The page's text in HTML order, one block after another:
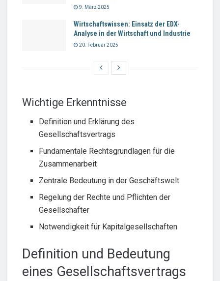
9. März 2025
Wirtschaftswissen: Einsatz der EDX-
Analyse in der Wirtschaft und Industrie
20. Februar 2025
Wichtige Erkenntnisse
Definition und Erklärung des
Gesellschaftsvertrags
Fundamentale Rechtsgrundlagen für die
Zusammenarbeit
Zentrale Bedeutung in der Geschäftswelt
Regelung der Rechte und Pflichten der
Gesellschafter
Notwendigkeit für Kapitalgesellschaften
Definition und Bedeutung
eines Gesellschaftsvertrags